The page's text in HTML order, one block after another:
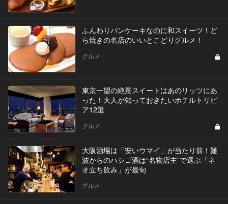
ふんわりパンケーキなのに和スイーツ！ど
ら焼きの名店のいいとこどりグルメ！
グルメ
東京一望の絶景スイートはあのリッツにあ
った！大人が知っておきたいホテルトリビ
ア12選
グルメ
大阪酒場は「安いウマイ」が当たり前！難
波からのハシゴ酒は“名物店主”で選ぶ「ネ
オ立ち飲み」が最旬
グルメ